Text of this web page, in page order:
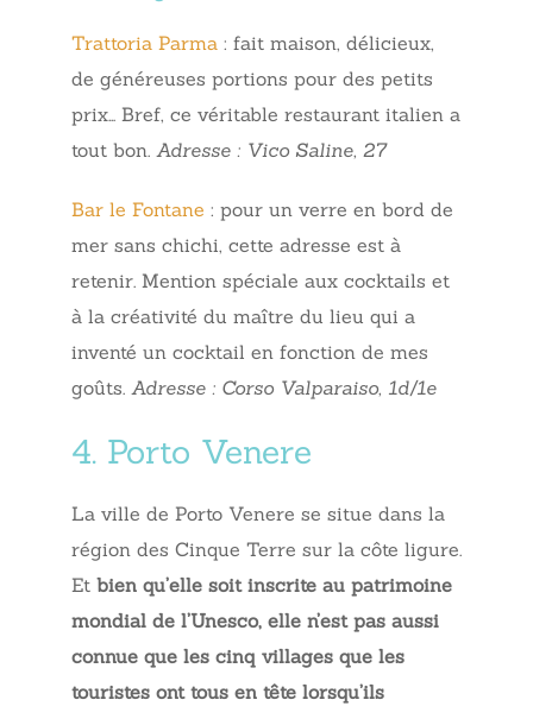
Trattoria Parma : fait maison, délicieux,
de généreuses portions pour des petits
prix… Bref, ce véritable restaurant italien a
tout bon. Adresse : Vico Saline, 27
Bar le Fontane : pour un verre en bord de
mer sans chichi, cette adresse est à
retenir. Mention spéciale aux cocktails et
à la créativité du maître du lieu qui a
inventé un cocktail en fonction de mes
goûts. Adresse : Corso Valparaiso, 1d/1e
4. Porto Venere
La ville de Porto Venere se situe dans la
région des Cinque Terre sur la côte ligure.
Et bien qu’elle soit inscrite au patrimoine
mondial de l’Unesco, elle n’est pas aussi
connue que les cinq villages que les
touristes ont tous en tête lorsqu’ils